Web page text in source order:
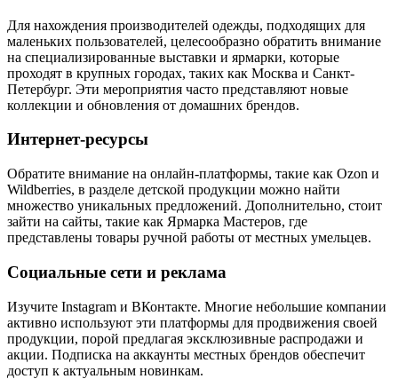
Для нахождения производителей одежды, подходящих для
маленьких пользователей, целесообразно обратить внимание
на специализированные выставки и ярмарки, которые
проходят в крупных городах, таких как Москва и Санкт-
Петербург. Эти мероприятия часто представляют новые
коллекции и обновления от домашних брендов.
Интернет-ресурсы
Обратите внимание на онлайн-платформы, такие как Ozon и
Wildberries, в разделе детской продукции можно найти
множество уникальных предложений. Дополнительно, стоит
зайти на сайты, такие как Ярмарка Мастеров, где
представлены товары ручной работы от местных умельцев.
Социальные сети и реклама
Изучите Instagram и ВКонтакте. Многие небольшие компании
активно используют эти платформы для продвижения своей
продукции, порой предлагая эксклюзивные распродажи и
акции. Подписка на аккаунты местных брендов обеспечит
доступ к актуальным новинкам.